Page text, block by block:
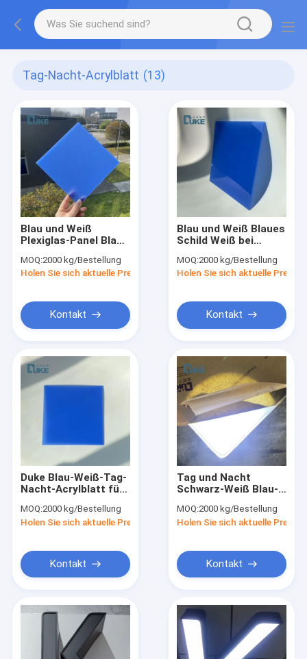
Tag-Nacht-Acrylblatt (13)
Blau und Weiß
Plexiglas-Panel Blau
Farbänderung Acryl
für den nächtlichen
MOQ:2000 kg/Bestellung
Holen Sie sich aktuelle Preis
Kontakt
Blau und Weiß Blaues
Schild Weiß bei
MOQ:2000 kg/Bestellung
Holen Sie sich aktuelle Preis
Kontakt
Duke Blau-Weiß-Tag-
Nacht-Acrylblatt für
Werbeanzeige
MOQ:2000 kg/Bestellung
Holen Sie sich aktuelle Preis
Kontakt
Tag und Nacht
Schwarz-Weiß Blau-
Acrylblatt
MOQ:2000 kg/Bestellung
Holen Sie sich aktuelle Preis
Kontakt